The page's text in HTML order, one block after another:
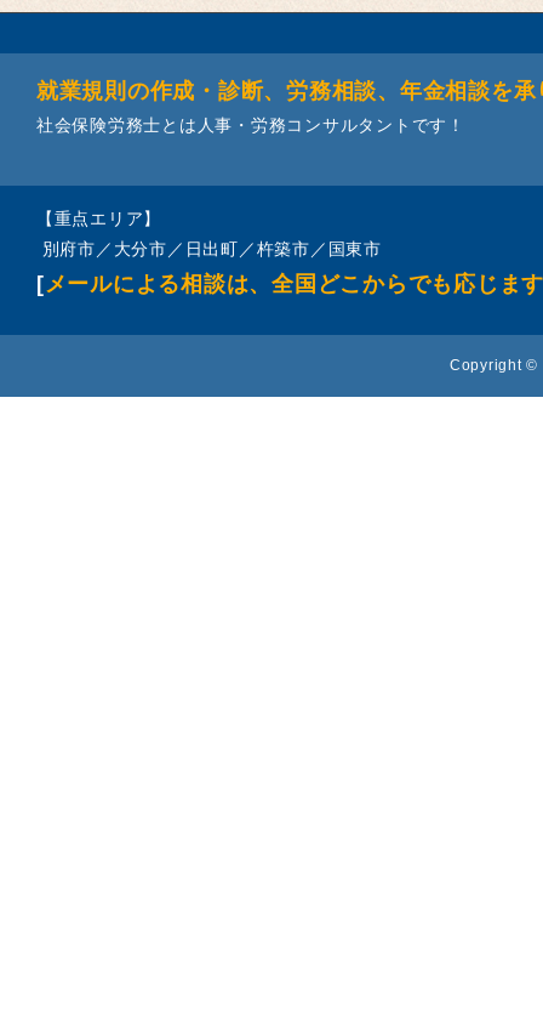
就業規則の作成・診断、労務相談、年金相談を承
社会保険労務士とは人事・労務コンサルタントです！
【重点エリア】
別府市／大分市／日出町／杵築市／国東市
[メールによる相談は、全国どこからでも応じま
Copyright ©